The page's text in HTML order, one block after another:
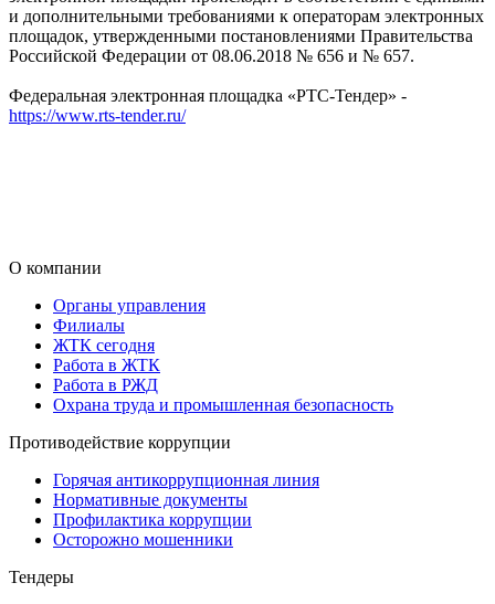
и дополнительными требованиями к операторам электронных
площадок, утвержденными постановлениями Правительства
Российской Федерации от 08.06.2018 № 656 и № 657.
Федеральная электронная площадка «РТС-Тендер» -
https://www.rts-tender.ru/
О компании
Органы управления
Филиалы
ЖТК сегодня
Работа в ЖТК
Работа в РЖД
Охрана труда и промышленная безопасность
Противодействие коррупции
Горячая антикоррупционная линия
Нормативные документы
Профилактика коррупции
Осторожно мошенники
Тендеры